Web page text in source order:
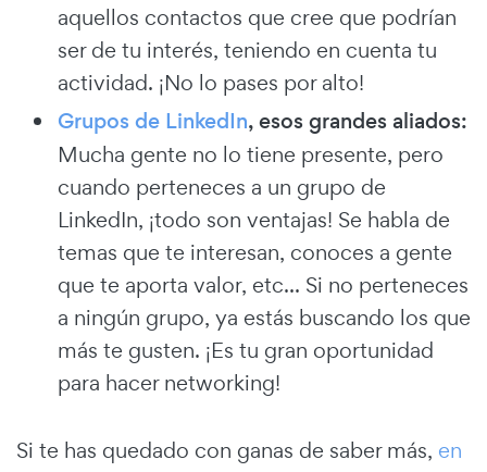
aquellos contactos que cree que podrían
ser de tu interés, teniendo en cuenta tu
actividad. ¡No lo pases por alto!
Grupos de LinkedIn, esos grandes aliados:
Mucha gente no lo tiene presente, pero
cuando perteneces a un grupo de
LinkedIn, ¡todo son ventajas! Se habla de
temas que te interesan, conoces a gente
que te aporta valor, etc... Si no perteneces
a ningún grupo, ya estás buscando los que
más te gusten. ¡Es tu gran oportunidad
para hacer networking!
Si te has quedado con ganas de saber más, en